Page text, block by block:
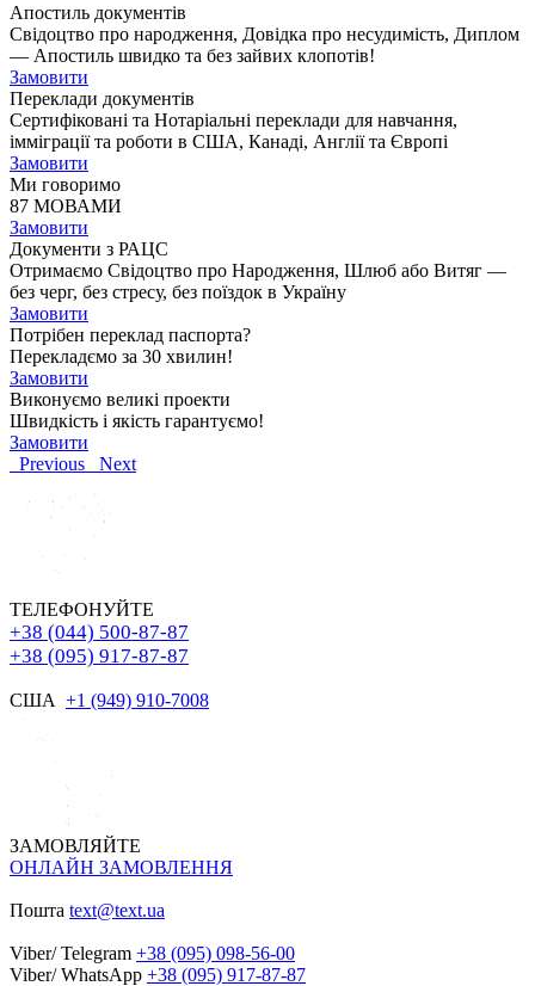
Апостиль документів
Свідоцтво про народження, Довідка про несудимість, Диплом
— Апостиль швидко та без зайвих клопотів!
Замовити
Переклади документів
Сертифіковані та Нотаріальні переклади для навчання,
імміграції та роботи в США, Канаді, Англії та Європі
Замовити
Ми говоримо
87 МОВАМИ
Замовити
Документи з РАЦС
Отримаємо Свідоцтво про Народження, Шлюб або Витяг —
без черг, без стресу, без поїздок в Україну
Замовити
Потрібен переклад паспорта?
Перекладємо за 30 хвилин!
Замовити
Виконуємо великі проекти
Швидкість і якість гарантуємо!
Замовити
Previous
Next
ТЕЛЕФОНУЙТЕ
+38 (044) 500-87-87
+38 (095) 917-87-87
США +1 (949) 910-7008
ЗАМОВЛЯЙТЕ
ОНЛАЙН ЗАМОВЛЕННЯ
Пошта text@text.ua
Viber/ Telegram +38 (095) 098-56-00
Viber/ WhatsApp +38 (095) 917-87-87